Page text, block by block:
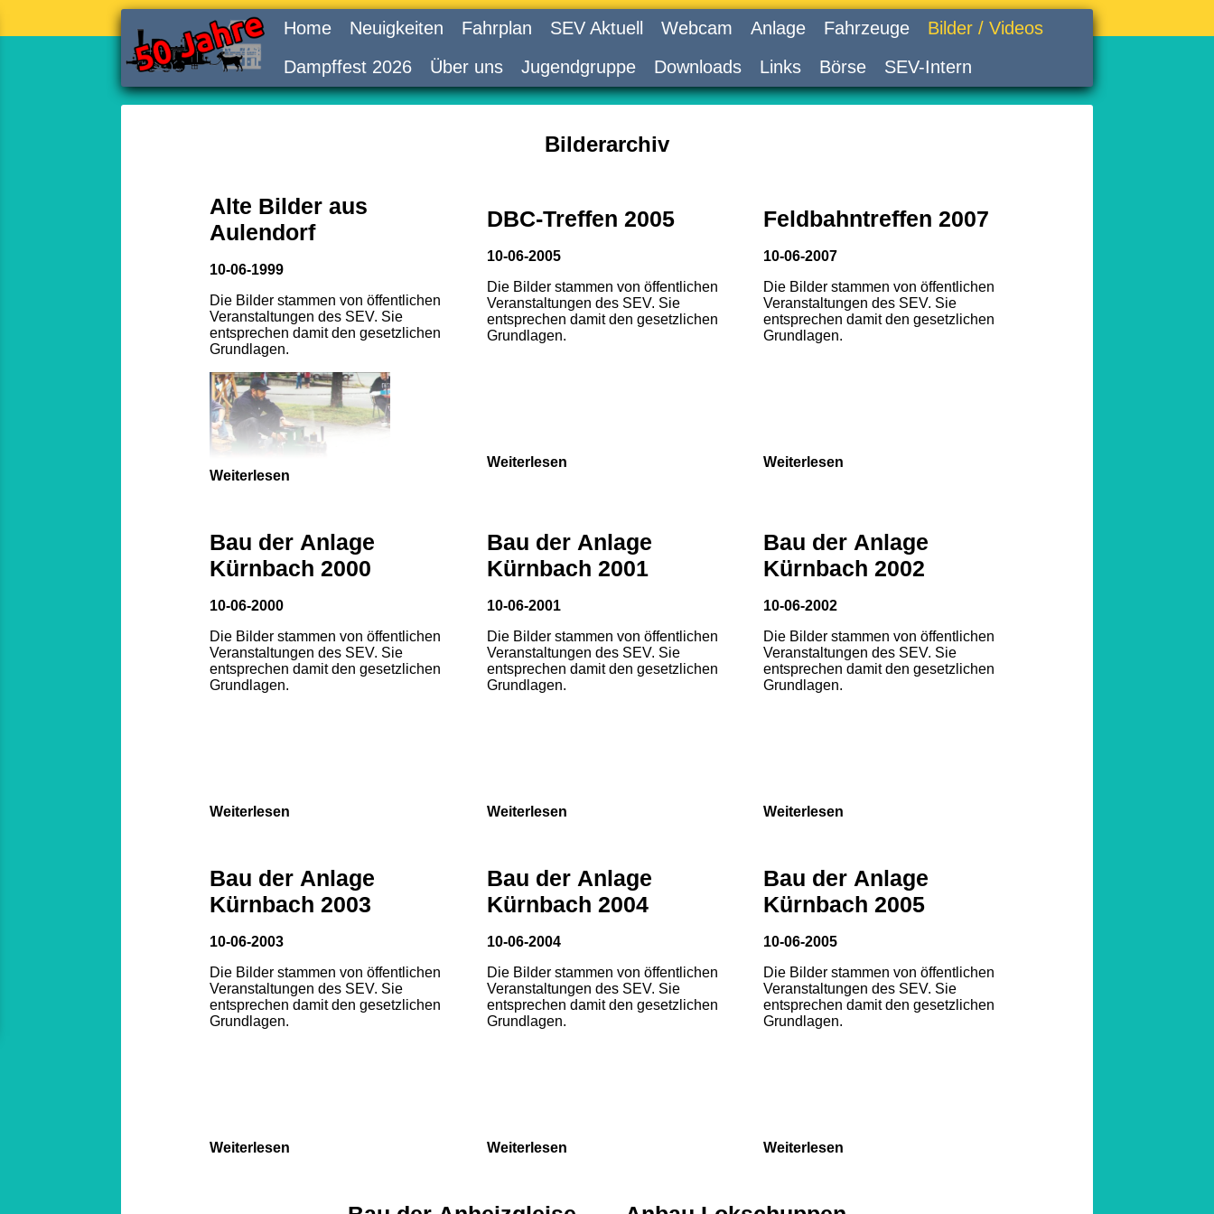
Home Neuigkeiten Fahrplan SEV Aktuell Webcam Anlage Fahrzeuge
Bilder / Videos
Dampffest 2026
Über uns Jugendgruppe Downloads Links Börse SEV-Intern
Bilderarchiv
Alte Bilder aus
Aulendorf
10-06-1999
Die Bilder stammen von öffentlichen
Veranstaltungen des SEV. Sie
entsprechen damit den gesetzlichen
Grundlagen.
Weiterlesen
DBC-Treffen 2005
10-06-2005
Die Bilder stammen von öffentlichen
Veranstaltungen des SEV. Sie
entsprechen damit den gesetzlichen
Grundlagen.
Weiterlesen
Feldbahntreffen 2007
10-06-2007
Die Bilder stammen von öffentlichen
Veranstaltungen des SEV. Sie
entsprechen damit den gesetzlichen
Grundlagen.
Weiterlesen
Bau der Anlage
Kürnbach 2000
10-06-2000
Die Bilder stammen von öffentlichen
Veranstaltungen des SEV. Sie
entsprechen damit den gesetzlichen
Grundlagen.
Weiterlesen
Bau der Anlage
Kürnbach 2001
10-06-2001
Die Bilder stammen von öffentlichen
Veranstaltungen des SEV. Sie
entsprechen damit den gesetzlichen
Grundlagen.
Weiterlesen
Bau der Anlage
Kürnbach 2002
10-06-2002
Die Bilder stammen von öffentlichen
Veranstaltungen des SEV. Sie
entsprechen damit den gesetzlichen
Grundlagen.
Weiterlesen
Bau der Anlage
Kürnbach 2003
10-06-2003
Die Bilder stammen von öffentlichen
Veranstaltungen des SEV. Sie
entsprechen damit den gesetzlichen
Grundlagen.
Weiterlesen
Bau der Anlage
Kürnbach 2004
10-06-2004
Die Bilder stammen von öffentlichen
Veranstaltungen des SEV. Sie
entsprechen damit den gesetzlichen
Grundlagen.
Weiterlesen
Bau der Anlage
Kürnbach 2005
10-06-2005
Die Bilder stammen von öffentlichen
Veranstaltungen des SEV. Sie
entsprechen damit den gesetzlichen
Grundlagen.
Weiterlesen